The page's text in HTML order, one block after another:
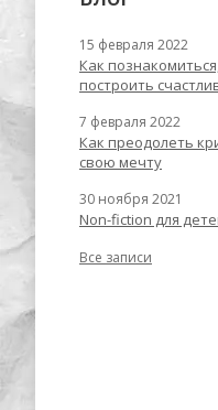
-56% Хит
15 февраля 2022
Как
построить
7 февраля 2022
Как преодолеть
свою мечту
30 ноября 2021
Non-fiction для
Все записи